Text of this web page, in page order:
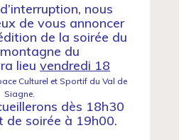
nous
de vous annoncer
de la soirée du
du
lieu vendredi 18
Culturel et Sportif du Val de
Siagne.
dès 18h30
de soirée à 19h00.